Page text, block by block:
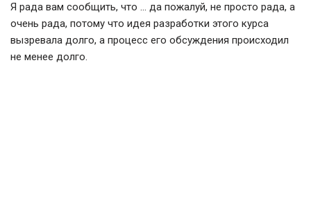
Я рада вам сообщить, что … да пожалуй, не просто рада, а
очень рада, потому что идея разработки этого курса
вызревала долго, а процесс его обсуждения происходил
не менее долго.